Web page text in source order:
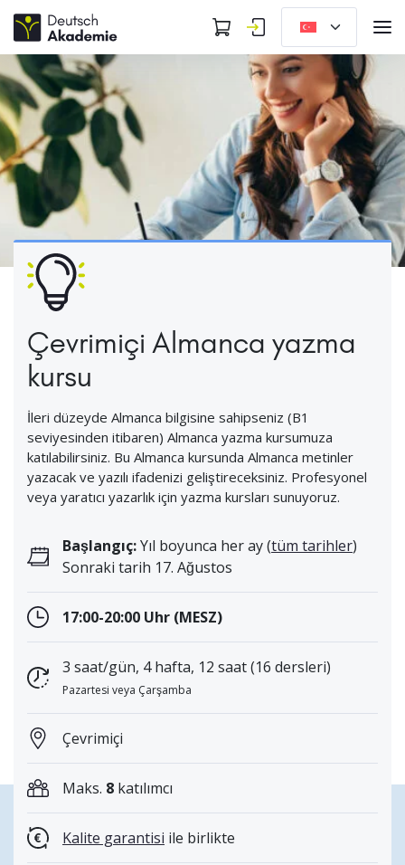
Çevrimiçi Almanca yazma
kursu
İleri düzeyde Almanca bilgisine sahipseniz (B1
seviyesinden itibaren) Almanca yazma kursumuza
katılabilirsiniz. Bu Almanca kursunda Almanca metinler
yazacak ve yazılı ifadenizi geliştireceksiniz. Profesyonel
veya yaratıcı yazarlık için yazma kursları sunuyoruz.
Başlangıç:Yıl boyunca her ay (tüm tarihler)
Sonraki tarih 17. Ağustos
17:00-20:00 Uhr (MESZ)
3 saat/gün, 4 hafta, 12 saat (16 dersleri)
Pazartesi veya Çarşamba
Çevrimiçi
Maks. 8 katılımcı
Kalite garantisi ile birlikte